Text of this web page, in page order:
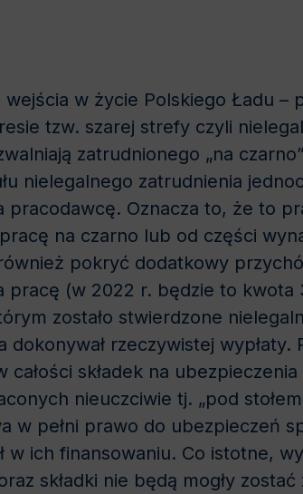
w życie Polskiego Ładu –
tzw. szarej strefy czyli
zatrudnionego „na
nielegalnego zatrudnienia
pracodawcę. Oznacza to, że to
na czarno lub od części
pokryć dodatkowy
(w 2022 r. będzie to kwota
zostało stwierdzone
rzeczywistej
składek na
nieuczciwie tj. „pod
w pełni prawo do ubezpieczeń
w ich finansowaniu. Co istotne,
składki nie będą mogły